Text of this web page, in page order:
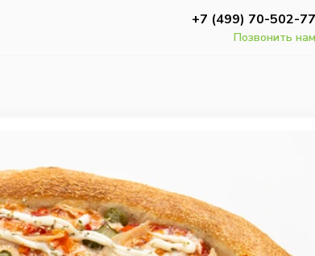
+7 (499) 70-502-77
Позвонить нам